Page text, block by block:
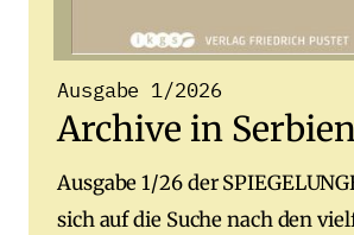
Ausgabe 1/2026
Archive in
Ausgabe 1/26 der
sich auf die Suche nach den